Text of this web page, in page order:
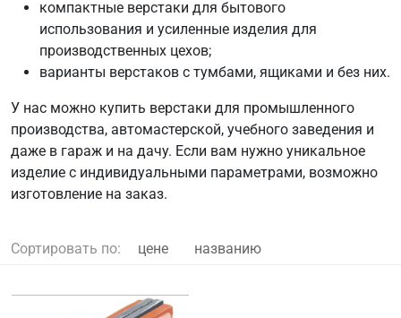
компактные верстаки для бытового
использования и усиленные изделия для
производственных цехов;
варианты верстаков с тумбами, ящиками и без них.
У нас можно купить верстаки для промышленного
производства, автомастерской, учебного заведения и
даже в гараж и на дачу. Если вам нужно уникальное
изделие с индивидуальными параметрами, возможно
изготовление на заказ.
Сортировать по: цене названию